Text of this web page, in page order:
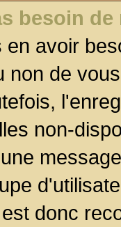
besoin
avoir
non de
non-
donc